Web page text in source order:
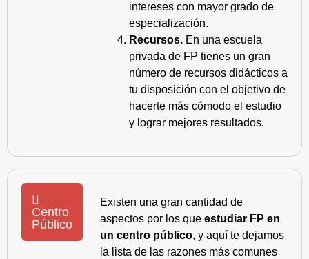
intereses con mayor grado de
especialización.
Recursos. En una escuela
privada de FP tienes un gran
número de recursos didácticos a
tu disposición con el objetivo de
hacerte más cómodo el estudio
y lograr mejores resultados.
Centro
Público
Existen una gran cantidad de
aspectos por los que estudiar FP en
un centro público, y aquí te dejamos
la lista de las razones más comunes